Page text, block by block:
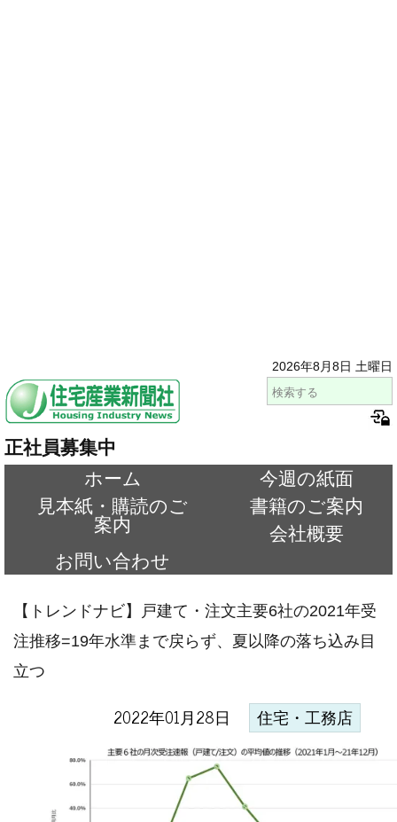
2026年8月8日 土曜日
正社員募集中
ホーム
今週の紙面
見本紙・購読のご
案内
書籍のご案内
会社概要
お問い合わせ
【トレンドナビ】戸建て・注文主要6社の2021年受
注推移=19年水準まで戻らず、夏以降の落ち込み目
立つ
2022年01月28日 住宅・工務店